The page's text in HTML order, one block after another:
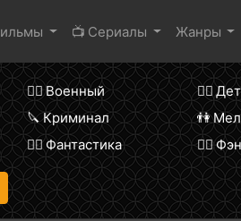
📺 Сериалы Жанры
👨‍✈️ Военный 🕵️‍♂️
🔪 Криминал 👫
🧙‍♀️ Фантастика 🧝‍♂️